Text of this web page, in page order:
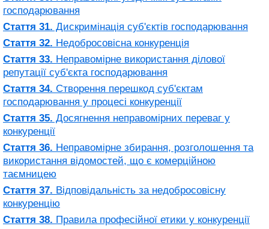
господарювання
Стаття 31. Дискримінація суб'єктів господарювання
Стаття 32. Недобросовісна конкуренція
Стаття 33. Неправомірне використання ділової
репутації суб'єкта господарювання
Стаття 34. Створення перешкод суб'єктам
господарювання у процесі конкуренції
Стаття 35. Досягнення неправомірних переваг у
конкуренції
Стаття 36. Неправомірне збирання, розголошення та
використання відомостей, що є комерційною
таємницею
Стаття 37. Відповідальність за недобросовісну
конкуренцію
Стаття 38. Правила професійної етики у конкуренції